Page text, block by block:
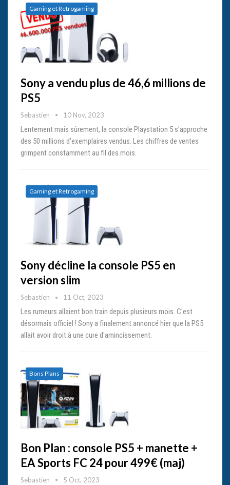
Gaming et Retrogaming
Sony a vendu plus de 46,6 millions de
PS5
Sebastien 10 Nov, 2023
Lentement mais sûrement, la console Playstation 5 s'approche
des 50 millions d'exemplaires vendus. Les chiffres de ventes
grimpent constamment au fil des mois.
Gaming et Retrogaming
Sony décline la console PS5 en
version slim
Sebastien 11 Oct, 2023
Les rumeurs allaient bon train depuis plusieurs mois. C'est
désormais officiel ! Sony a finalement annoncé hier que la PS5
allait avoir droit à une cure d'amincissement.
Bons Plans
Bon Plan : console PS5 + manette +
EA Sports FC 24 pour 499€ (maj)
Sebastien 5 Oct, 2023